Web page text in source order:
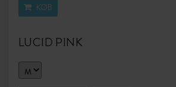
KØB
LUCID PINK